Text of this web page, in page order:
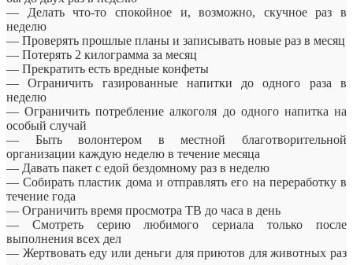
— Делать что-то спокойное и, возможно, скучное раз в
неделю
— Проверять прошлые планы и записывать новые раз в месяц
— Потерять 2 килограмма за месяц
— Прекратить есть вредные конфеты
— Ограничить газированные напитки до одного раза в
неделю
— Ограничить потребление алкоголя до одного напитка на
особый случай
— Быть волонтером в местной благотворительной
организации каждую неделю в течение месяца
— Давать пакет с едой бездомному раз в неделю
— Собирать пластик дома и отправлять его на переработку в
течение года
— Ограничить время просмотра ТВ до часа в день
— Смотреть серию любимого сериала только после
выполнения всех дел
— Жертвовать еду или деньги для приютов для животных раз